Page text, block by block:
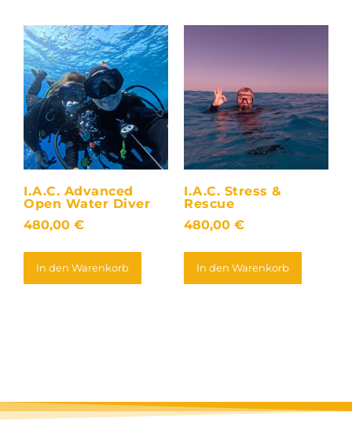
I.A.C. Advanced
Open Water Diver
480,00 €
In den Warenkorb
I.A.C. Stress &
Rescue
480,00 €
In den Warenkorb